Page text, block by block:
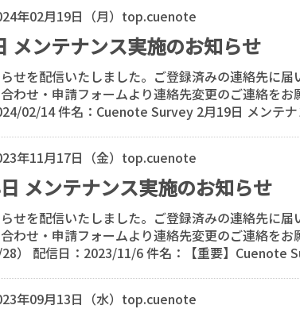
年02月19日（月） top.cuenote
メンテナンス実施のお知らせ
せを配信いたしました。ご登録済みの連絡先に
わせ・申請フォームより連絡先変更のご連絡をお
02/14 件名：Cuenote Survey 2月19日 メンテ
年11月17日（金） top.cuenote
メンテナンス実施のお知らせ
せを配信いたしました。ご登録済みの連絡先に
わせ・申請フォームより連絡先変更のご連絡をお
28） 配信日：2023/11/6 件名：【重要】Cuenote
年09月13日（水） top.cuenote